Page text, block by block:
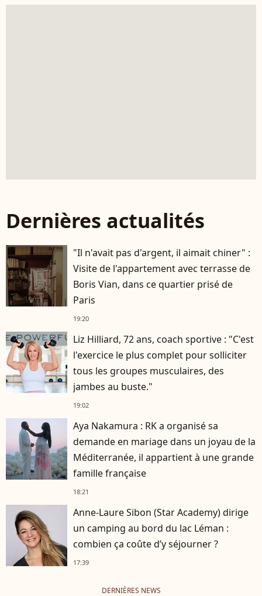
Dernières actualités
"Il n'avait pas d'argent, il aimait chiner" :
Visite de l'appartement avec terrasse de
Boris Vian, dans ce quartier prisé de
Paris
19:20
Liz Hilliard, 72 ans, coach sportive : "C'est
l'exercice le plus complet pour solliciter
tous les groupes musculaires, des
jambes au buste."
19:02
Aya Nakamura : RK a organisé sa
demande en mariage dans un joyau de la
Méditerranée, il appartient à une grande
famille française
18:21
Anne-Laure Sibon (Star Academy) dirige
un camping au bord du lac Léman :
combien ça coûte d’y séjourner ?
17:39
DERNIÈRES NEWS